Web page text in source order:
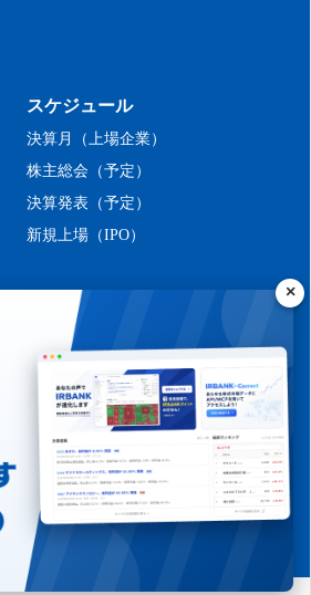
スケジュール
決算月（上場企業）
株主総会（予定）
決算発表（予定）
新規上場（IPO）